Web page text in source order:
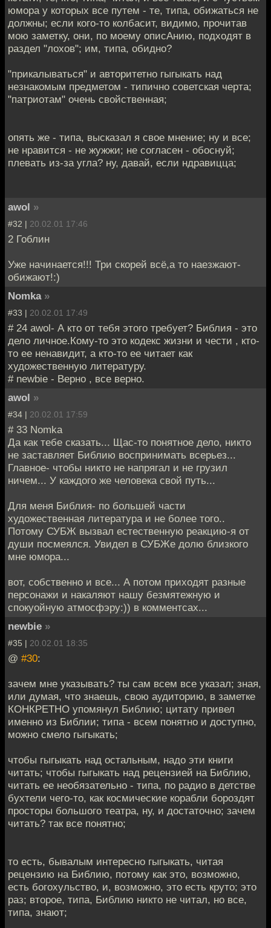
юмора у которых все путем - те, типа, обижаться не
должны; если кого-то колбасит, видимо, прочитав
мою заметку, они, по моему описАнию, подходят в
раздел "лохов"; им, типа, обидно?
"прикалываться" и авторитетно гыгыкать над
незнакомым предметом - типично советская черта;
"патриотам" очень свойственная;
опять же - типа, высказал я свое мнение; ну и все;
не нравится - не жужжи; не согласен - обоснуй;
плевать из-за угла? ну, давай, если ндравицца;
awol »
#32 | 20.02.01 17:46
2 Гоблин
Уже начинается!!! Три скорей всё,а то наезжают-
обижают!:)
Nomka »
#33 | 20.02.01 17:49
# 24 awol- А кто от тебя этого требует? Библия - это
дело личное.Кому-то это кодекс жизни и чести , кто-
то ее ненавидит, а кто-то ее читает как
художественную литературу.
# newbie - Верно , все верно.
awol »
#34 | 20.02.01 17:59
# 33 Nomka
Да как тебе сказать... Щас-то понятное дело, никто
не заставляет Библию воспринимать всерьез...
Главное- чтобы никто не напрягал и не грузил
ничем... У каждого же человека свой путь...
Для меня Библия- по большей части
художественная литература и не более того..
Потому СУБЖ вызвал естественную реакцию-я от
души посмеялся. Увидел в СУБЖе долю близкого
мне юмора...
вот, собственно и все... А потом приходят разные
персонажи и накаляют нашу безмятежную и
спокуойную атмосфэру:)) в комментсах...
newbie »
#35 | 20.02.01 18:35
@ #30:
зачем мне указывать? ты сам всем все указал; зная,
или думая, что знаешь, свою аудиторию, в заметке
КОНКРЕТНО упомянул Библию; цитату привел
именно из Библии; типа - всем понятно и доступно,
можно смело гыгыкать;
чтобы гыгыкать над остальным, надо эти книги
читать; чтобы гыгыкать над рецензией на Библию,
читать ее необязательно - типа, по радио в детстве
бухтели чего-то, как космические корабли бороздят
просторы большого театра, ну, и достаточно; зачем
читать? так все понятно;
то есть, бывалым интересно гыгыкать, читая
рецензию на Библию, потому как это, возможно,
есть богохульство, и, возможно, это есть круто; это
раз; второе, типа, Библию никто не читал, но все,
типа, знают;